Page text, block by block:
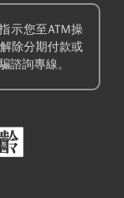
示您至ATM操
除分期付款或
諮詢專線。